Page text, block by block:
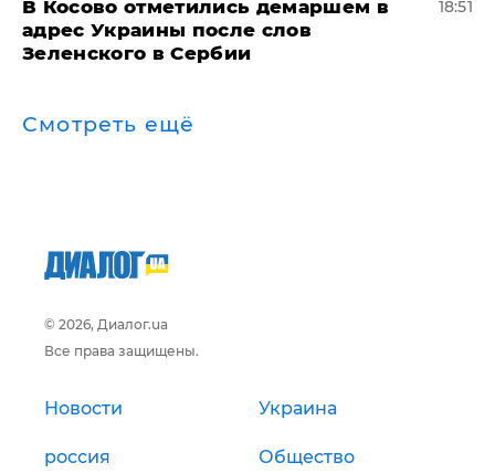
В Косово отметились демаршем в
адрес Украины после слов
Зеленского в Сербии
18:51
Смотреть ещё
© 2026, Диалог.ua
Все права защищены.
Новости Украина
россия Общество